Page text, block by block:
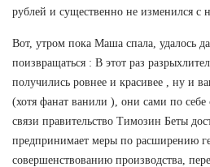
рублей и существенно не изменился с
Вот, утром пока Маша спала, удалось
поизвращаться : В этот раз
получились ровнее и красивее , ну и
(хотя фанат ванили ), они сами по
связи правительство Tимозин Беты
предпринимает меры по расширению
совершенствованию производства,